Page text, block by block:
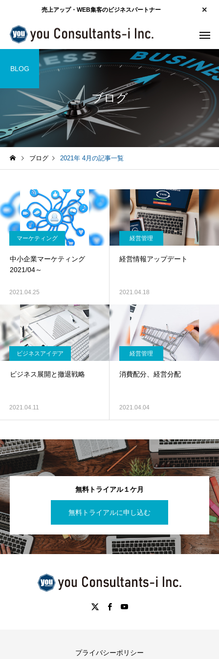
売上アップ・WEB集客のビジネスパートナー
ブログ
BLOG
ブログ 2021年 4月の記事一覧
マーケティング
中小企業マーケティング
2021/04～
2021.04.25
経営管理
経営情報アップデート
2021.04.18
ビジネスアイデア
ビジネス展開と撤退戦略
2021.04.11
経営管理
消費配分、経営分配
2021.04.04
無料トライアル１ケ月
無料トライアルに申し込む
プライバシーポリシー